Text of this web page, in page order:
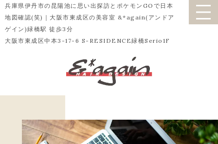
兵庫県伊丹市の昆陽池に思い出探訪とポケモンGOで日本
地図確認(笑)｜大阪市東成区の美容室 &*again(アンドア
ゲイン)緑橋駅 徒歩3分
大阪市東成区中本3-17-6 S-RESIDENCE緑橋Serio1F